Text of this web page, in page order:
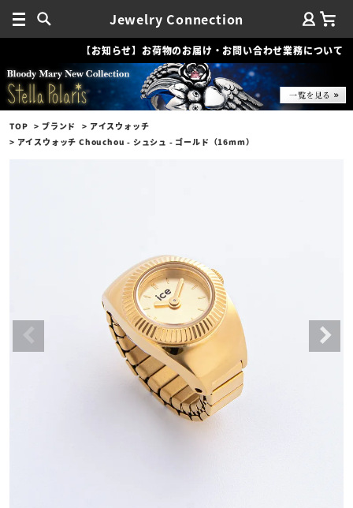
Jewelry Connection
【お知らせ】お荷物のお届け・お問い合わせ業務について
TOP ブランド
アイスウォッチ
アイスウォッチ Chouchou - シュシュ - ゴールド（16mm）